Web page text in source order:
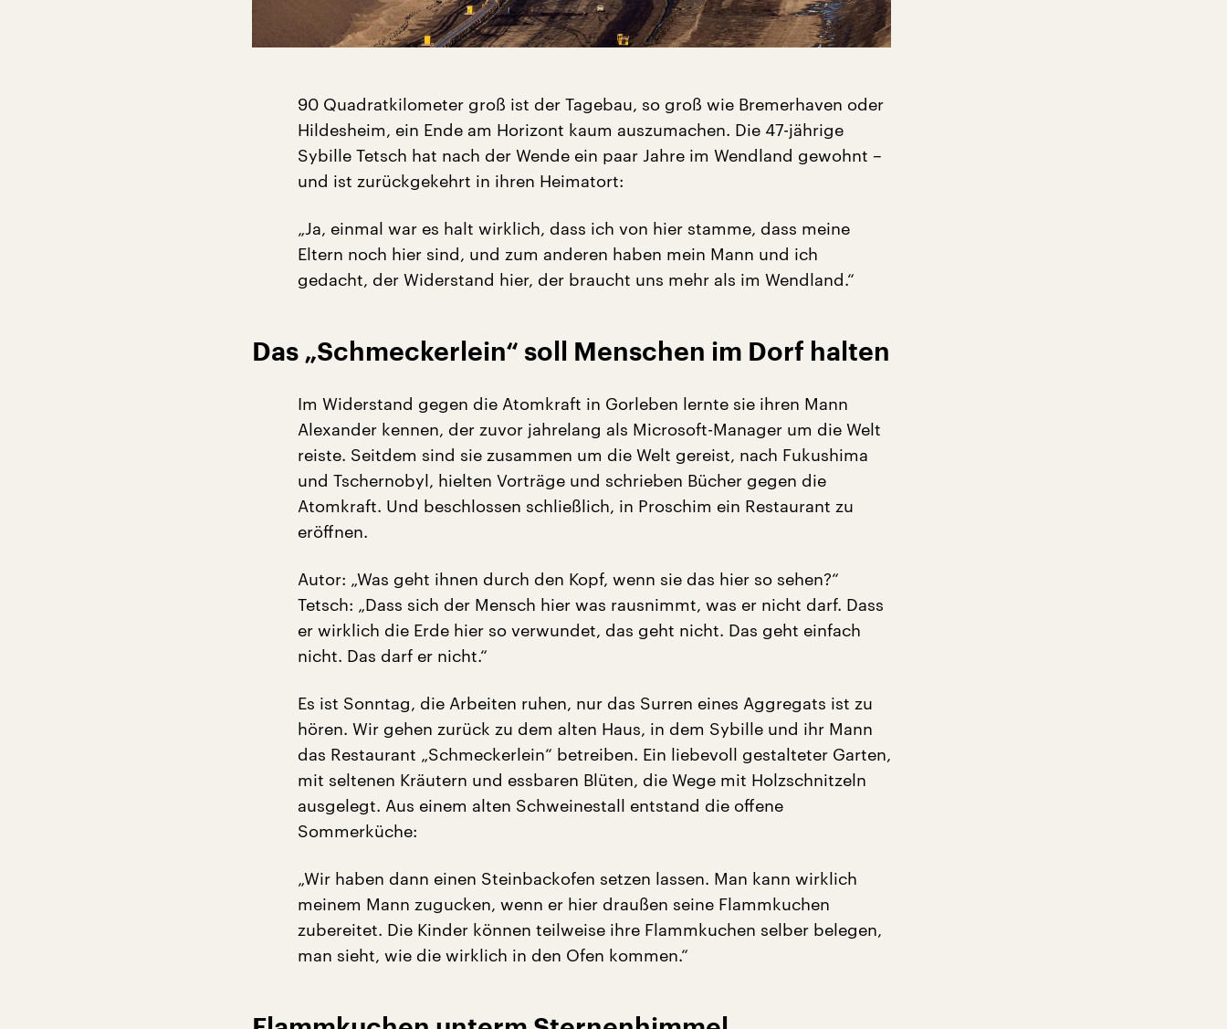
90 Quadratkilometer groß ist der Tagebau, so groß wie Bremerhaven oder
Hildesheim, ein Ende am Horizont kaum auszumachen. Die 47-jährige
Sybille Tetsch hat nach der Wende ein paar Jahre im Wendland gewohnt –
und ist zurückgekehrt in ihren Heimatort:
„Ja, einmal war es halt wirklich, dass ich von hier stamme, dass meine
Eltern noch hier sind, und zum anderen haben mein Mann und ich
gedacht, der Widerstand hier, der braucht uns mehr als im Wendland.“
Das „Schmeckerlein“ soll Menschen im Dorf halten
Im Widerstand gegen die Atomkraft in Gorleben lernte sie ihren Mann
Alexander kennen, der zuvor jahrelang als Microsoft-Manager um die Welt
reiste. Seitdem sind sie zusammen um die Welt gereist, nach Fukushima
und Tschernobyl, hielten Vorträge und schrieben Bücher gegen die
Atomkraft. Und beschlossen schließlich, in Proschim ein Restaurant zu
eröffnen.
Autor: „Was geht ihnen durch den Kopf, wenn sie das hier so sehen?“
Tetsch: „Dass sich der Mensch hier was rausnimmt, was er nicht darf. Dass
er wirklich die Erde hier so verwundet, das geht nicht. Das geht einfach
nicht. Das darf er nicht.“
Es ist Sonntag, die Arbeiten ruhen, nur das Surren eines Aggregats ist zu
hören. Wir gehen zurück zu dem alten Haus, in dem Sybille und ihr Mann
das Restaurant „Schmeckerlein“ betreiben. Ein liebevoll gestalteter Garten,
mit seltenen Kräutern und essbaren Blüten, die Wege mit Holzschnitzeln
ausgelegt. Aus einem alten Schweinestall entstand die offene
Sommerküche:
„Wir haben dann einen Steinbackofen setzen lassen. Man kann wirklich
meinem Mann zugucken, wenn er hier draußen seine Flammkuchen
zubereitet. Die Kinder können teilweise ihre Flammkuchen selber belegen,
man sieht, wie die wirklich in den Ofen kommen.“